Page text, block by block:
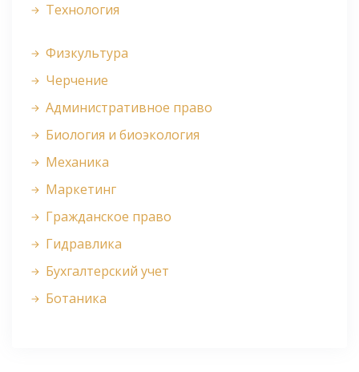
Технология
Физкультура
Черчение
Административное право
Биология и биоэкология
Механика
Маркетинг
Гражданское право
Гидравлика
Бухгалтерский учет
Ботаника